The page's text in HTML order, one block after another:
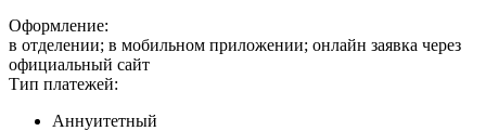
Оформление:
в отделении; в мобильном приложении; онлайн заявка через
официальный сайт
Тип платежей:
Аннуитетный